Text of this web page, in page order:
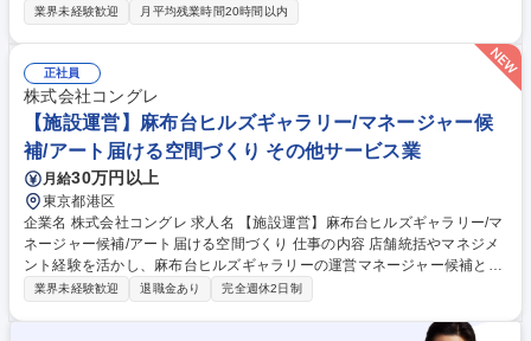
当社でホテルフロント業務をお任せします。総合職採用のため、住友不動
客・予約・問い合わせ対応および付帯業務/観光案内/安全管理等ホテル運
営業務全般をお任せします。 ・チェックイン・チェックアウト対応業務
・予約受付、問い合わせ、お客様要望への対応業務 ・請求書等の事務処理
業務 ・稼動・売上管理、客室対応、安全管理等の業務 募集職種 【有明・
汐留】[総合職]ホテルフロント/未経験・第二新卒可/豊富なキャリアパス
業界未経験歓迎 月平均残業時間20時間以内
正社員
株式会社コングレ
【施設運営】麻布台ヒルズギャラリー/マネージャー候
補/アート届ける空間づくり その他サービス業
月給30万円以上
東京都港区
企業名 株式会社コングレ 求人名 【施設運営】麻布台ヒルズギャラリー/マ
ネージャー候補/アート届ける空間づくり 仕事の内容 店舗統括やマネジメ
ント経験を活かし、麻布台ヒルズギャラリーの運営マネージャー候補とし
て企画展の運用計画構築、約70名のチームマネジメント、サービス品質向
社との折衝、運営計画・オペレーション構築、予算管理 ■チームマネジメ
業界未経験歓迎 退職金あり 完全週休2日制